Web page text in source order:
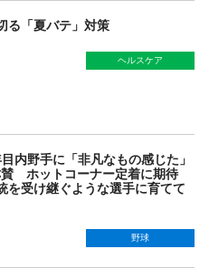
る「夏バテ」対策
ヘルスケア
内野手に「非凡なもの感じた」
賛 ホットコーナー定着に期待
を受け継ぐような選手に育てて
野球